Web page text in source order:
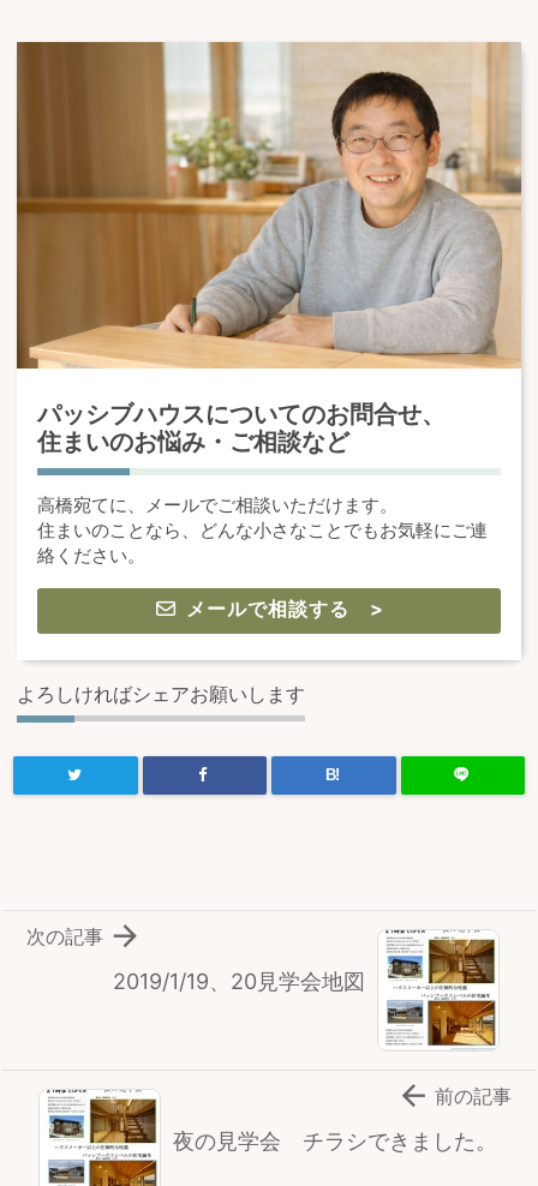
パッシブハウスについてのお問合せ、
住まいのお悩み・ご相談など
高橋宛てに、メールでご相談いただけます。
住まいのことなら、どんな小さなことでもお気軽にご連
絡ください。
メールで相談する >
よろしければシェアお願いします
B!
2019/1/19、20見学会地図

次の記事
夜の見学会 チラシできました。
 前の記事